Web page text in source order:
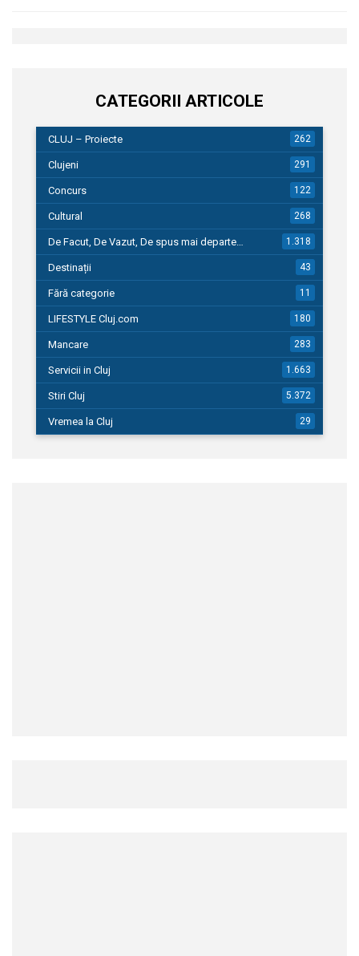
CATEGORII ARTICOLE
CLUJ – Proiecte 262
Clujeni 291
Concurs 122
Cultural 268
De Facut, De Vazut, De spus mai departe… 1.318
Destinații 43
Fără categorie 11
LIFESTYLE Cluj.com 180
Mancare 283
Servicii in Cluj 1.663
Stiri Cluj 5.372
Vremea la Cluj 29